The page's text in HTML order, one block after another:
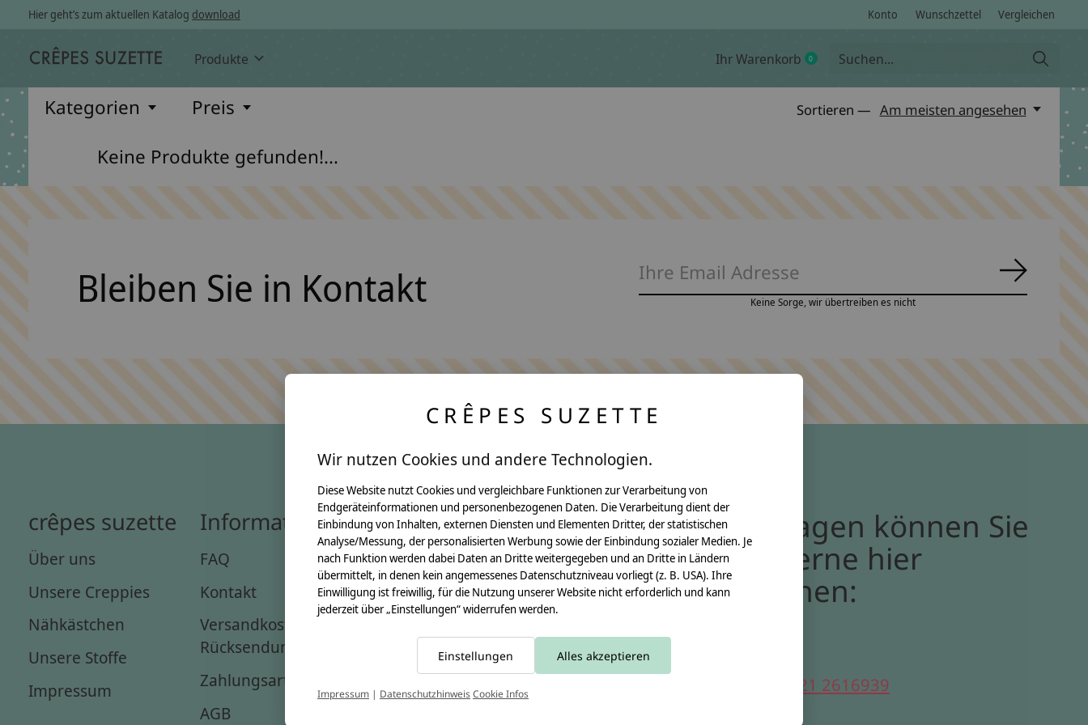
Hier geht’s zum aktuellen Katalog download Konto Wunschzettel Vergleichen
Produkte Ihr Warenkorb 0items
Kategorien Preis Sortieren — Am meisten angesehen
Keine Produkte gefunden!...
Bleiben Sie in Kontakt Keine Sorge, wir übertreiben es nicht
crêpes suzette
Über uns
Unsere Creppies
Nähkästchen
Unsere Stoffe
Impressum
Informationen
FAQ
Kontakt
Versandkosten &
Rücksendungen
Zahlungsarten
AGB
Anleitungen
Video Nähset
Anleitung MOMA
Schultüte
Leseknochen
Schnittmuster
Bei Fragen können Sie
uns gerne hier
erreichen:
0221 2616939
CRÊPES SUZETTE
Wir nutzen Cookies und andere Technologien.
Diese Website nutzt Cookies und vergleichbare Funktionen zur Verarbeitung von
Endgeräteinformationen und personenbezogenen Daten. Die Verarbeitung dient der
Einbindung von Inhalten, externen Diensten und Elementen Dritter, der statistischen
Analyse/Messung, der personalisierten Werbung sowie der Einbindung sozialer Medien. Je
nach Funktion werden dabei Daten an Dritte weitergegeben und an Dritte in Ländern
übermittelt, in denen kein angemessenes Datenschutzniveau vorliegt (z. B. USA). Ihre
Einwilligung ist freiwillig, für die Nutzung unserer Website nicht erforderlich und kann
jederzeit über „Einstellungen“ widerrufen werden.
Einstellungen Alles akzeptieren
Impressum | DatenschutzhinweisCookie Infos